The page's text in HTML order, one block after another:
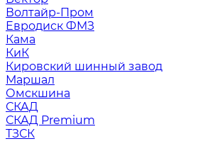
Волтайр-Пром
Евродиск ФМЗ
Кама
КиК
Кировский шинный завод
Маршал
Омскшина
СКАД
СКАД Premium
ТЗСК